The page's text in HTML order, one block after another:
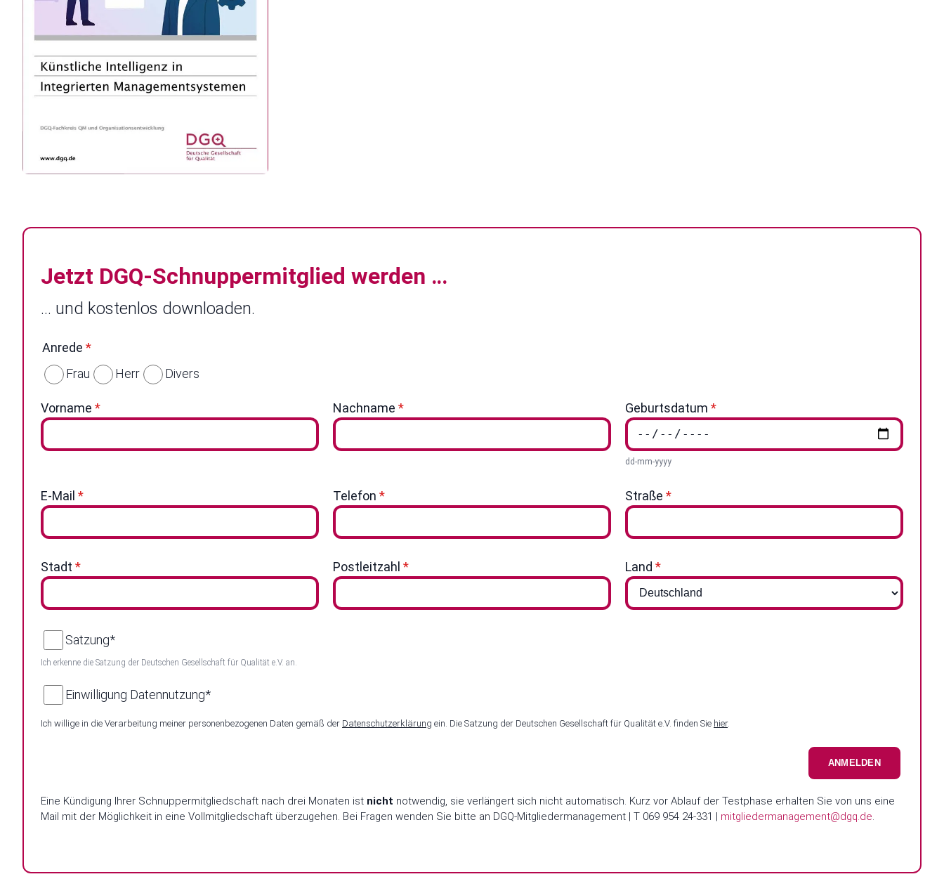
Jetzt DGQ-Schnuppermitglied werden …
… und kostenlos downloaden.
Anrede *
Frau
Herr Divers
Vorname * Nachname * Geburtsdatum *
dd-mm-yyyy
E-Mail * Telefon * Straße *
Stadt * Postleitzahl * Land *
Satzung*
Ich erkenne die Satzung der Deutschen Gesellschaft für Qualität e.V. an.
Einwilligung Datennutzung*
Ich willige in die Verarbeitung meiner personenbezogenen Daten gemäß der Datenschutzerklärung ein. Die Satzung der Deutschen Gesellschaft für Qualität e.V. finden Sie hier.
ANMELDEN
Eine Kündigung Ihrer Schnuppermitgliedschaft nach drei Monaten ist nicht notwendig, sie verlängert sich nicht automatisch. Kurz vor Ablauf der Testphase erhalten Sie von uns eine
Mail mit der Möglichkeit in eine Vollmitgliedschaft überzugehen. Bei Fragen wenden Sie bitte an DGQ-Mitgliedermanagement | T 069 954 24-331 | mitgliedermanagement@dgq.de